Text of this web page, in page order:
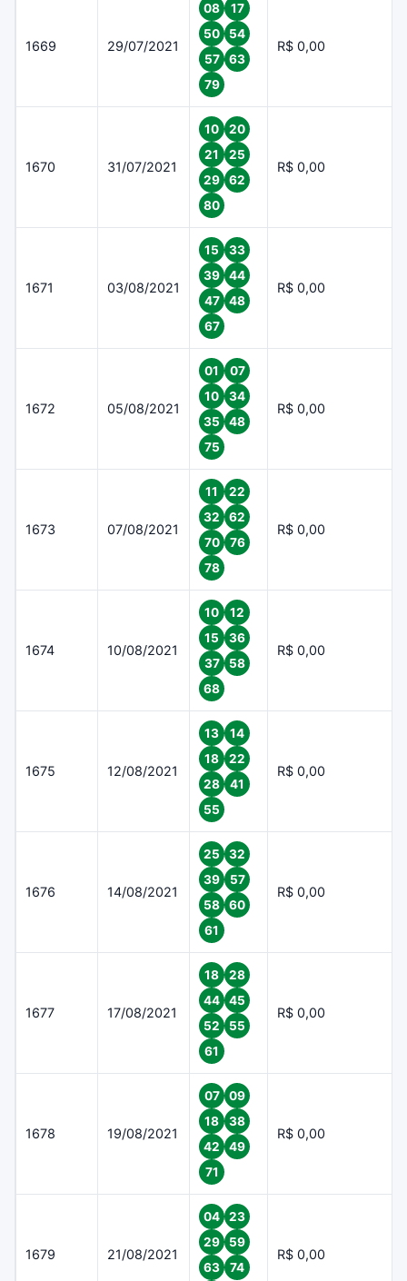
1669 29/07/2021
08
17
50
54
57
63
79
R$ 0,00
1670 31/07/2021
10
20
21
25
29
62
80
R$ 0,00
1671 03/08/2021
15
33
39
44
47
48
67
R$ 0,00
1672 05/08/2021
01
07
10
34
35
48
75
R$ 0,00
1673 07/08/2021
11
22
32
62
70
76
78
R$ 0,00
1674 10/08/2021
10
12
15
36
37
58
68
R$ 0,00
1675 12/08/2021
13
14
18
22
28
41
55
R$ 0,00
1676 14/08/2021
25
32
39
57
58
60
61
R$ 0,00
1677 17/08/2021
18
28
44
45
52
55
61
R$ 0,00
1678 19/08/2021
07
09
18
38
42
49
71
R$ 0,00
1679 21/08/2021
04
23
29
59
63
74
R$ 0,00